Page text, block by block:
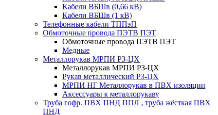
Кабели ВБШв (0,66 кВ)
Кабели ВБШв (1 кВ)
Телефонные кабели ТППэП
Обмоточные провода ПЭТВ ПЭТ
Обмоточные провода ПЭТВ ПЭТ
Медные
Металлорукав МРПИ РЗ-ЦХ
Металлорукав МРПИ РЗ-ЦХ
Рукав металлический Р3-ЦХ
МРПИ НГ Металлорукав в ПВХ изоляции
Аксессуары к металлорукаву
Труба гофр. ПВХ ПНД ППЛ , труба жёсткая ПВХ
ПНД